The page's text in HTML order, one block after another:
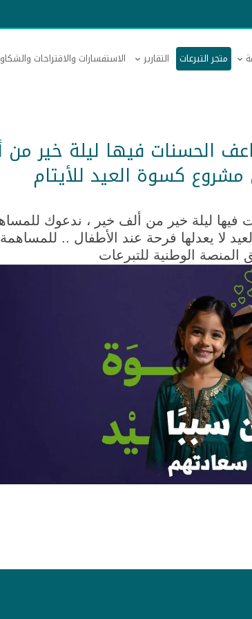
متجر التبرعات التقارير الاستفسارات والاقتراحات
الحسنات فيها ليلة خير من
كسوة العيد للأيتام
فيها ليلة خير من ألف خير ، ندعوك
لا يعدلها فرحة عند الأطفال ..
الوطنية للتبرعات